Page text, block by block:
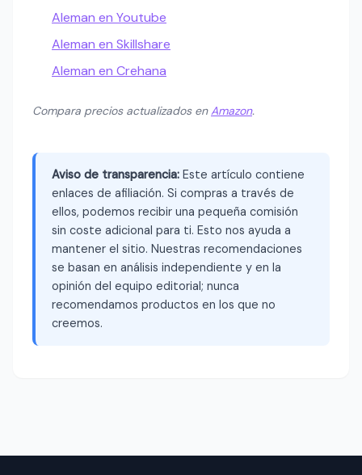
Aleman en Youtube
Aleman en Skillshare
Aleman en Crehana
Compara precios actualizados enAmazon.
Aviso de transparencia: Este artículo contiene
enlaces de afiliación. Si compras a través de
ellos, podemos recibir una pequeña comisión
sin coste adicional para ti. Esto nos ayuda a
mantener el sitio. Nuestras recomendaciones
se basan en análisis independiente y en la
opinión del equipo editorial; nunca
recomendamos productos en los que no
creemos.